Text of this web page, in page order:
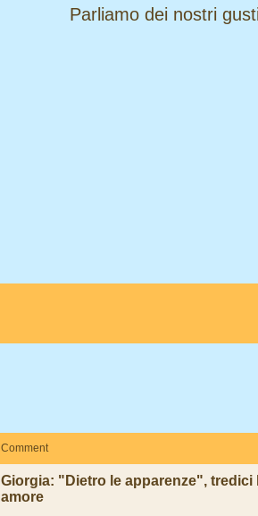
​​​​​​​Parliamo dei nostri
Comment
Giorgia: "Dietro le apparenze", tredici
amore